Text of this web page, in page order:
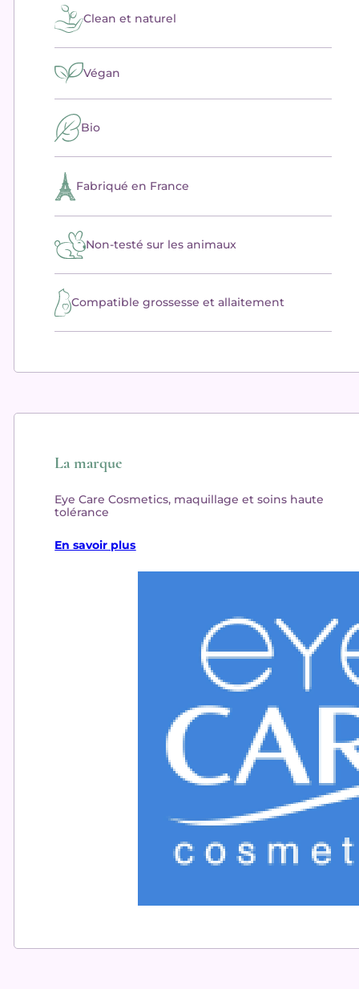
Clean et naturel
Végan
Bio
Fabriqué en France
Non-testé sur les animaux
Compatible grossesse et allaitement
La marque
Eye Care Cosmetics, maquillage et soins haute
tolérance
En savoir plus